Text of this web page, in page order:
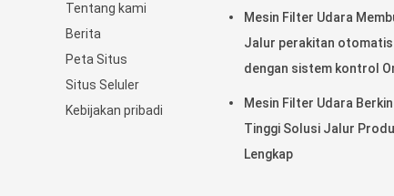
Tentang kami
Berita
Peta Situs
Situs Seluler
Kebijakan pribadi
Mesin Filter Udara
Jalur perakitan otomatis
dengan sistem kontrol
Mesin Filter Udara
Tinggi Solusi Jalur
Lengkap